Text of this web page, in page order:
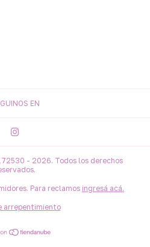
EN
- 2026. Todos los derechos
Para reclamos ingresá acá.
arrepentimiento